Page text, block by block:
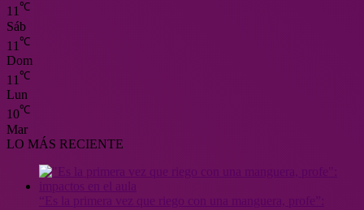
11℃
Sáb
11 ℃
Dom
11 ℃
Lun
10℃
Mar
LO MÁS RECIENTE